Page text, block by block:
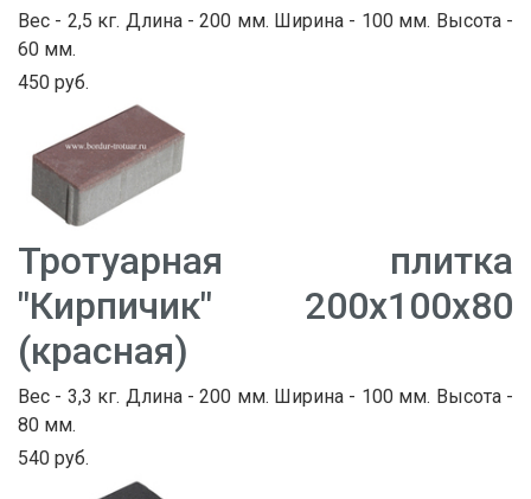
Вес - 2,5 кг. Длина - 200 мм. Ширина - 100 мм. Высота -
60 мм.
450 руб.
Тротуарная плитка
"Кирпичик" 200х100х80
(красная)
Вес - 3,3 кг. Длина - 200 мм. Ширина - 100 мм. Высота -
80 мм.
540 руб.